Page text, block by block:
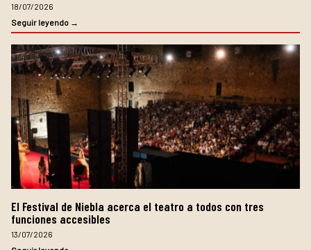
18/07/2026
Seguir leyendo →
El Festival de Niebla acerca el teatro a todos con tres
funciones accesibles
13/07/2026